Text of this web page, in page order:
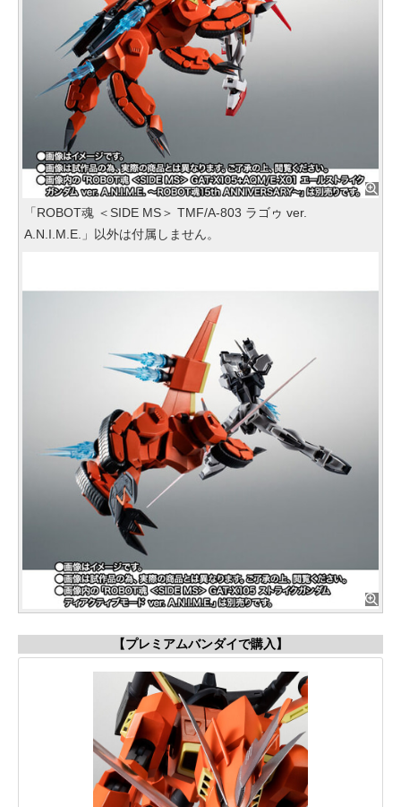
「ROBOT魂 ＜SIDE MS＞ TMF/A-803 ラゴゥ ver.
A.N.I.M.E.」以外は付属しません。
【プレミアムバンダイで購入】